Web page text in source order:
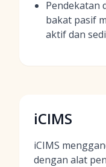
Pendekatan
bakat pasif
aktif dan
iCIMS
iCIMS
dengan alat